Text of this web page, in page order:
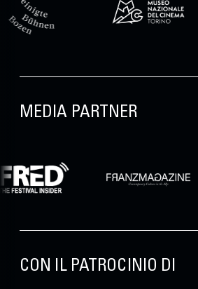
MEDIA PARTNER
CON IL PATROCINIO DI